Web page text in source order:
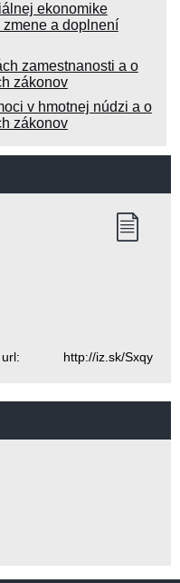
ekonomike
a doplnení
zamestnanosti a o
zákonov
v hmotnej núdzi a o
zákonov
iz.sk/Sxqy